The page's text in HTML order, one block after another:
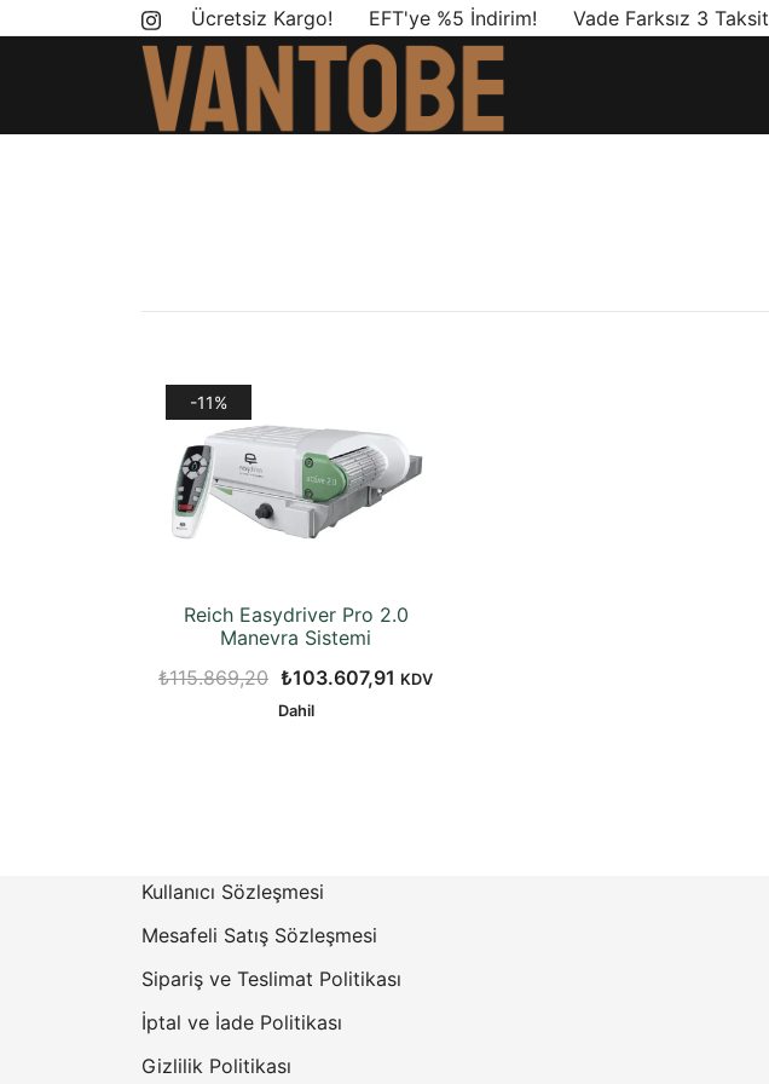
Ücretsiz Kargo! EFT'ye %5 İndirim! Vade Farksız 3 Taksit
-11%
Reich Easydriver Pro 2.0
Manevra Sistemi
₺115.869,20 Orijinal
fiyat:
₺103.607,91 Şu
KDV
Dahil
Kullanıcı Sözleşmesi
Mesafeli Satış Sözleşmesi
Sipariş ve Teslimat Politikası
İptal ve İade Politikası
Gizlilik Politikası